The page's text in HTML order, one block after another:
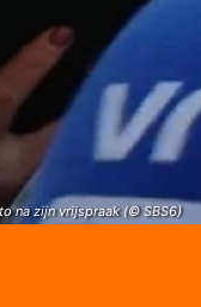
na zijn vrijspraak (© SBS6)